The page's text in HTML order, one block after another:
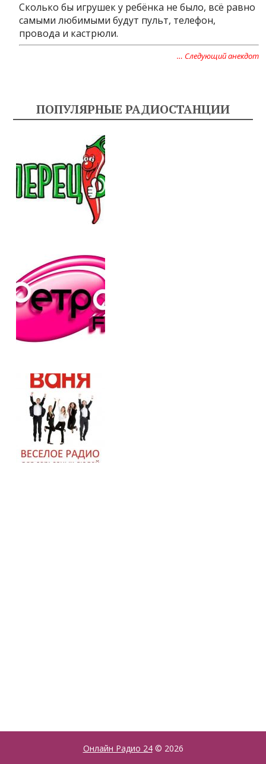
Сколько бы игрушек у ребёнка не было, всё равно
самыми любимыми будут пульт, телефон,
провода и кастрюли.
… Следующий анекдот
ПОПУЛЯРНЫЕ РАДИОСТАНЦИИ
Онлайн Радио 24© 2026